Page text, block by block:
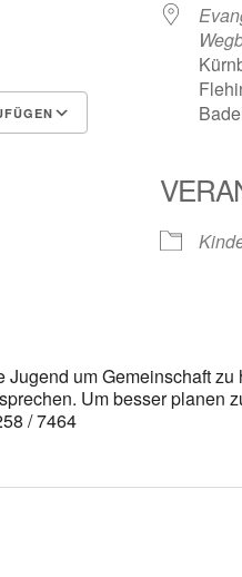
Jugend um Gemeinschaft
Um besser planen
/ 7464